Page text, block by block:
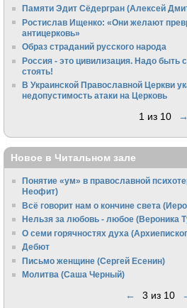
Памяти Эдит Сёдергран (Алексей
Ростислав Ищенко: «Они желают
антицерковь»
Образ страданий русского народа
Россия - это цивилизация. Надо быть
стоять!
В Украинской Православной Церкви
недопустимость атаки на Церковь
1 из 10 →
Новое в Читальном зале
Понятие «ум» в православной
Неофит)
Всё говорит нам о кончине света
Нельзя за любовь - любое (Вероника
О семи горячностях духа
Дебют
Письмо женщине (Сергей Есенин)
Молитва (Саша Черный)
← 3 из 10